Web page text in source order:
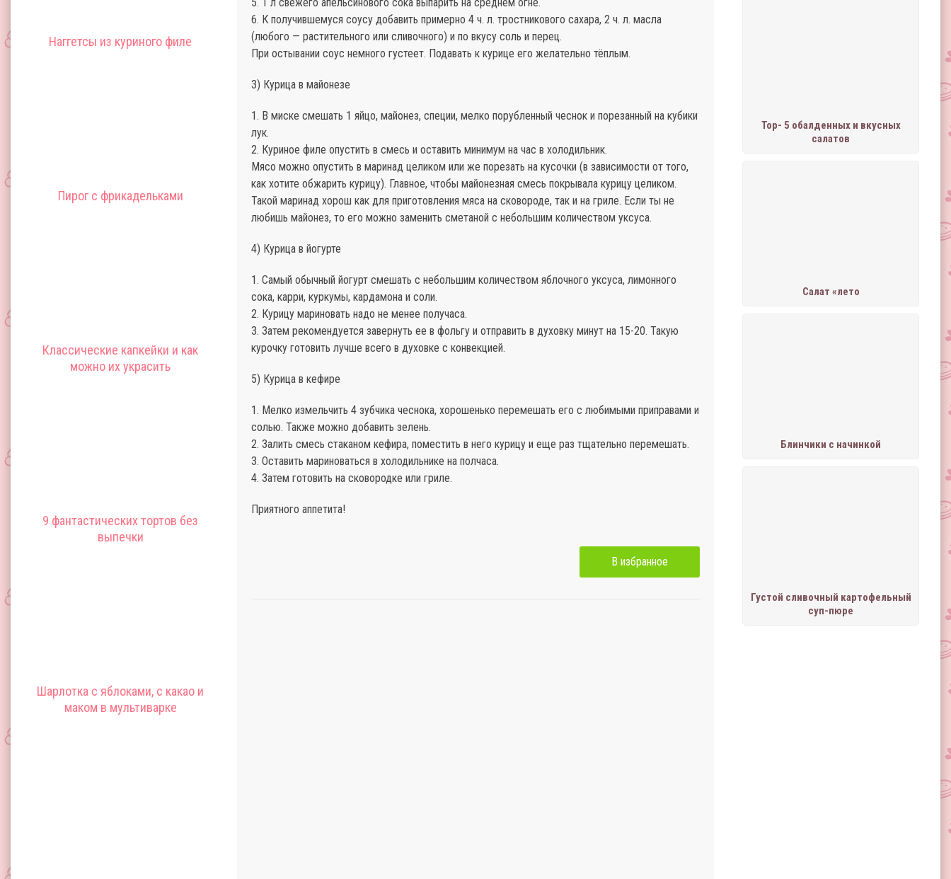
Наггетсы из куриного филе
Пирог с фрикадельками
Классические капкейки и как
можно их украсить
9 фантастических тортов без
выпечки
Шарлотка с яблоками, с какао и
маком в мультиварке
Тор- 5 обалденных и вкусных
салатов
Салат «лето
Блинчики с начинкой
Густой сливочный картофельный
суп-пюре
6. К получившемуся соусу добавить примерно 4 ч. л. тростникового сахара, 2 ч. л. масла
(любого — растительного или сливочного) и по вкусу соль и перец.
При остывании соус немного густеет. Подавать к курице его желательно тёплым.
3) Курица в майонезе
1. В миске смешать 1 яйцо, майонез, специи, мелко порубленный чеснок и порезанный на кубики
лук.
2. Куриное филе опустить в смесь и оставить минимум на час в холодильник.
Мясо можно опустить в маринад целиком или же порезать на кусочки (в зависимости от того,
как хотите обжарить курицу). Главное, чтобы майонезная смесь покрывала курицу целиком.
Такой маринад хорош как для приготовления мяса на сковороде, так и на гриле. Если ты не
любишь майонез, то его можно заменить сметаной с небольшим количеством уксуса.
4) Курица в йогурте
1. Самый обычный йогурт смешать с небольшим количеством яблочного уксуса, лимонного
сока, карри, куркумы, кардамона и соли.
2. Курицу мариновать надо не менее получаса.
3. Затем рекомендуется завернуть ее в фольгу и отправить в духовку минут на 15-20. Такую
курочку готовить лучше всего в духовке с конвекцией.
5) Курица в кефире
1. Мелко измельчить 4 зубчика чеснока, хорошенько перемешать его с любимыми приправами и
солью. Также можно добавить зелень.
2. Залить смесь стаканом кефира, поместить в него курицу и еще раз тщательно перемешать.
3. Оставить мариноваться в холодильнике на полчаса.
4. Затем готовить на сковородке или гриле.
Приятного аппетита!
В избранное